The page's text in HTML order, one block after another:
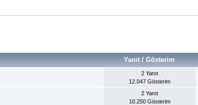
Yanıt/ Gösterim
2 Yanıt
12.047 Gösterim
2 Yanıt
10.250 Gösterim